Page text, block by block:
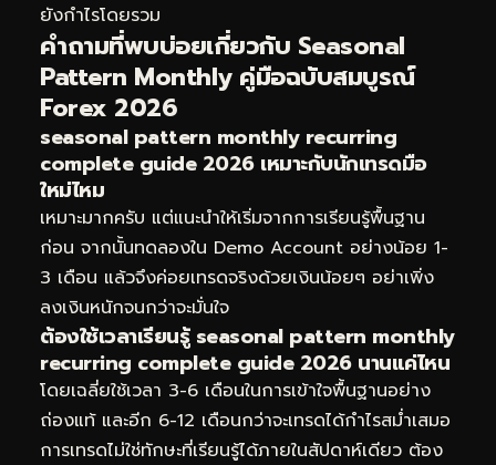
ยังกำไรโดยรวม
คำถามที่พบบ่อยเกี่ยวกับ Seasonal
Pattern Monthly คู่มือฉบับสมบูรณ์
Forex 2026
seasonal pattern monthly recurring
complete guide 2026 เหมาะกับนักเทรดมือ
ใหม่ไหม
เหมาะมากครับ แต่แนะนำให้เริ่มจากการเรียนรู้พื้นฐาน
ก่อน จากนั้นทดลองใน Demo Account อย่างน้อย 1-
3 เดือน แล้วจึงค่อยเทรดจริงด้วยเงินน้อยๆ อย่าเพิ่ง
ลงเงินหนักจนกว่าจะมั่นใจ
ต้องใช้เวลาเรียนรู้ seasonal pattern monthly
recurring complete guide 2026 นานแค่ไหน
โดยเฉลี่ยใช้เวลา 3-6 เดือนในการเข้าใจพื้นฐานอย่าง
ถ่องแท้ และอีก 6-12 เดือนกว่าจะเทรดได้กำไรสม่ำเสมอ
การเทรดไม่ใช่ทักษะที่เรียนรู้ได้ภายในสัปดาห์เดียว ต้อง